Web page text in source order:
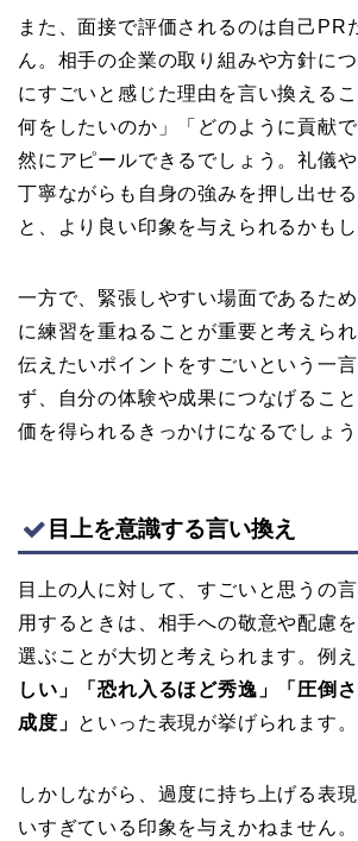
また、面接で評価されるのは自己PR
ん。相手の企業の取り組みや方針に
にすごいと感じた理由を言い換える
何をしたいのか」「どのように貢献
然にアピールできるでしょう。礼儀や
丁寧ながらも自身の強みを押し出せ
と、より良い印象を与えられるかもし
一方で、緊張しやすい場面であるた
に練習を重ねることが重要と考えら
伝えたいポイントをすごいという一
ず、自分の体験や成果につなげるこ
価を得られるきっかけになるでしょう
目上を意識する言い換え
目上の人に対して、すごいと思うの
用するときは、相手への敬意や配慮
選ぶことが大切と考えられます。例
しい」「恐れ入るほど秀逸」「圧倒
成度」 といった表現が挙げられます。
しかしながら、過度に持ち上げる表
いすぎている印象を与えかねません